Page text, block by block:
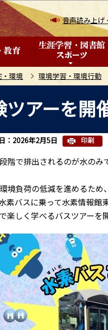
音声読み上げ
・環境 環境学習・環境行動
アーを開
：2026年2月5日 印刷
階で排出されるのが水の
境負荷の低減を進めるため
素バスに乗って水素情報
楽しく学べるバスツアーを